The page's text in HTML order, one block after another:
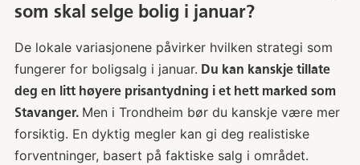
som skal selge bolig i januar?
De lokale variasjonene påvirker hvilken strategi som
fungerer for boligsalg i januar. Du kan kanskje tillate
deg en litt høyere prisantydning i et hett marked som
Stavanger. Men i Trondheim bør du kanskje være mer
forsiktig. En dyktig megler kan gi deg realistiske
forventninger, basert på faktiske salg i området.